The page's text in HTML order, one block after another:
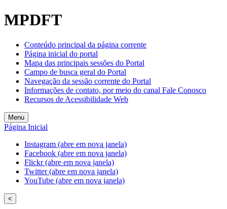
MPDFT
Conteúdo principal da página corrente
Página inicial do portal
Mapa das principais sessões do Portal
Campo de busca geral do Portal
Navegação da sessão corrente do Portal
Informações de contato, por meio do canal Fale Conosco
Recursos de Acessibilidade Web
Menu
Página Inicial
Instagram (abre em nova janela)
Facebook (abre em nova janela)
Flickr (abre em nova janela)
Twitter (abre em nova janela)
YouTube (abre em nova janela)
<